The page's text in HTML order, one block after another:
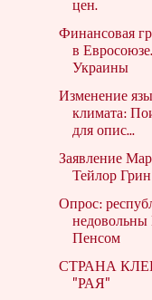
цен.
Финансовая
в
Украины
Изменение
климата:
для опис...
Заявление
Тейлор Грин
Опрос:
Пенсом
СТРАНА
"РАЯ"